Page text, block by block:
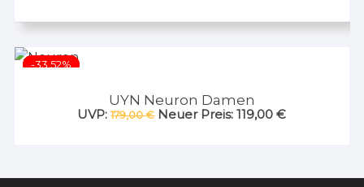
129,00 €89,90 €.
-33.52%
UYN Neuron Damen
UVP: 179,00€ Ursprünglicher
Neuer Preis: 119,00€Aktueller